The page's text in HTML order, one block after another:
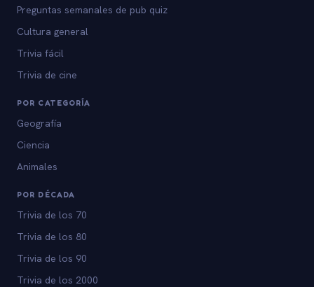
Preguntas semanales de pub quiz
Cultura general
Trivia fácil
Trivia de cine
POR CATEGORÍA
Geografía
Ciencia
Animales
POR DÉCADA
Trivia de los 70
Trivia de los 80
Trivia de los 90
Trivia de los 2000